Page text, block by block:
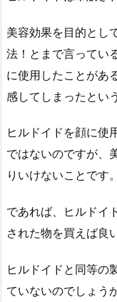
美容効果を目的とし
法！とまで言ってい
に使用したことがあ
感してしまったとい
ヒルドイドを顔に使
ではないのですが、
りいけないことです。
であれば、ヒルドイ
された物を買えば良
ヒルドイドと同等の
ていないのでしょう